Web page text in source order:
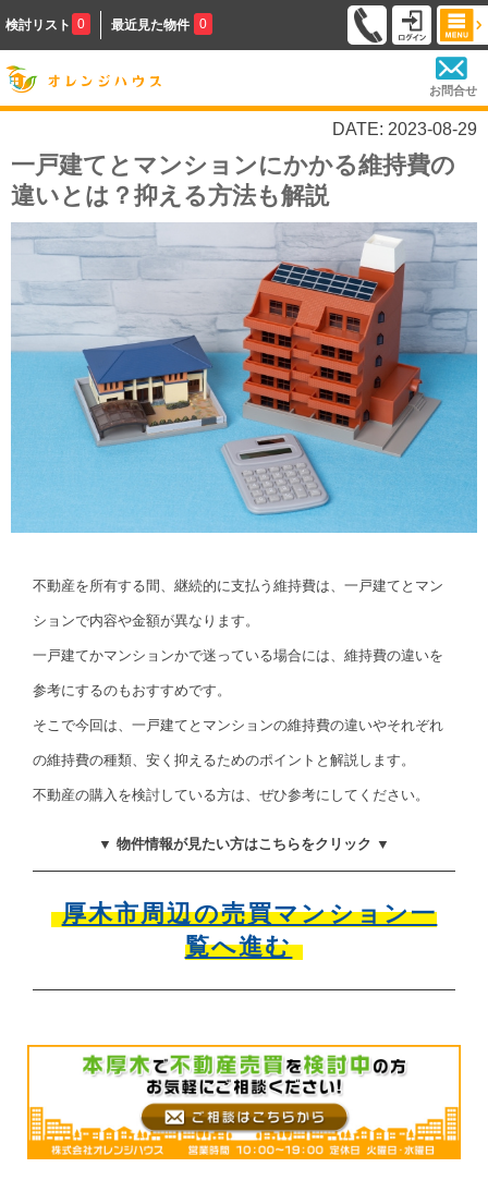
検討リスト 0 最近見た物件 0
お問合せ
DATE: 2023-08-29
一戸建てとマンションにかかる維持費の
違いとは？抑える方法も解説
不動産を所有する間、継続的に支払う維持費は、一戸建てとマン
ションで内容や金額が異なります。
一戸建てかマンションかで迷っている場合には、維持費の違いを
参考にするのもおすすめです。
そこで今回は、一戸建てとマンションの維持費の違いやそれぞれ
の維持費の種類、安く抑えるためのポイントと解説します。
不動産の購入を検討している方は、ぜひ参考にしてください。
▼ 物件情報が見たい方はこちらをクリック ▼
厚木市周辺の売買マンション一
覧へ進む